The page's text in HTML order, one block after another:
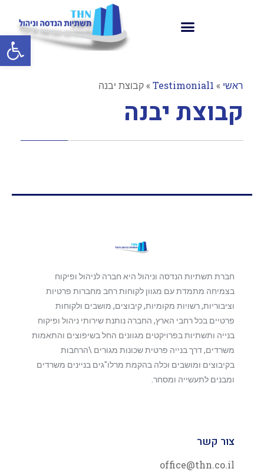
פתח
ראשי »
Testimonial1
»קבוצת יבנה
קבוצת יבנה
חברת תשתיות הנדסה וניהול היא חברה לניהול ופיקוח
בצמיחה מתמדת עם מגוון לקוחות רחב מחברות פרטיות
וציבוריות, רשויות מקומיות, קיבוצים, מושבים ולקוחות
פרטיים בכל רחבי הארץ, החברה נותנת שירותי ניהול ופיקוח
בנייה ותשתיות בפרויקטים מגוונים החל בשיפוצים והתאמות
משרדים, דרך בנייה פרטית שכונות מגורים \הרחבות
בקיבוצים ומושבים וכלה בהקמת מרלו"גים בניינים משרדים
ומבנים לתעשייה ומסחר.
צור קשר
office@thn.co.il